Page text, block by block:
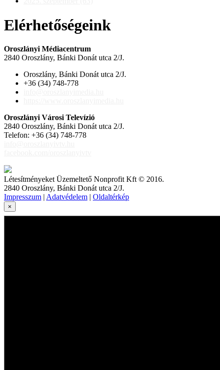
Elérhetőségeink
Oroszlányi Médiacentrum
2840 Oroszlány, Bánki Donát utca 2/J.
Oroszlány, Bánki Donát utca 2/J.
+36 (34) 748-778
Oroszlányi Városi Televízió
2840 Oroszlány, Bánki Donát utca 2/J.
Telefon: +36 (34) 748-778
Létesítményeket Üzemeltető Nonprofit Kft © 2016.
2840 Oroszlány, Bánki Donát utca 2/J.
Impresszum | Adatvédelem | Oldaltérkép
×